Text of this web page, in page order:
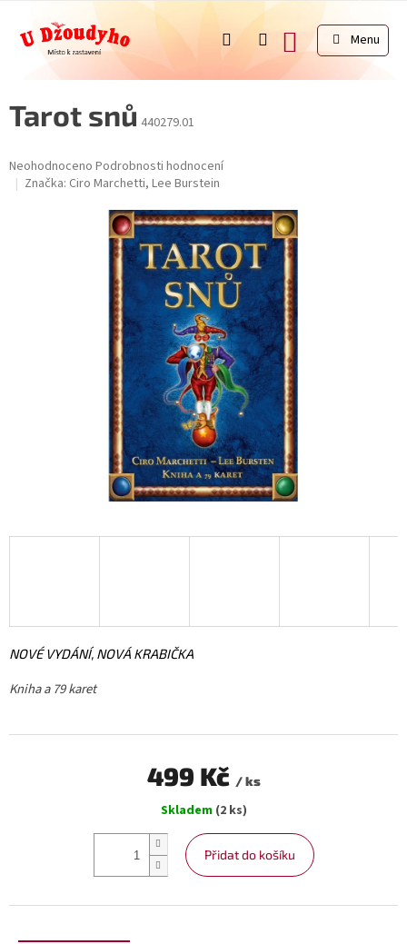
obsah
NÁKUPNÍ
KOŠÍK
Tarot snů 440279.01
Průměrné
hodnocení
Neohodnoceno Podrobnosti hodnocení
Značka: Ciro Marchetti, Lee Burstein
NOVÉ VYDÁNÍ, NOVÁ KRABIČKA
Kniha a 79 karet
499 Kč / ks
cena:
Skladem (2 ks)
Přidat do košíku